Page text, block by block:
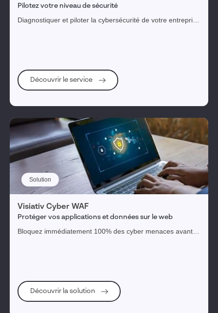
Pilotez votre niveau de sécurité
Diagnostiquer et piloter la cybersécurité de votre entreprise
Découvrir le service
Solution
Visiativ Cyber WAF
Protéger vos applications et données sur le web
Bloquez immédiatement 100% des cyber menaces avant
Découvrir la solution